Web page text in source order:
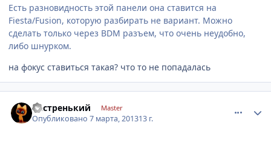
Есть разновидность этой панели она ставится на
Fiesta/Fusion, которую разбирать не вариант. Можно
сделать только через BDM разъем, что очень неудобно,
либо шнурком.
на фокус ставиться такая? что то не попадалась
Пёстренький Master
Опубликовано7 марта, 201313 г.